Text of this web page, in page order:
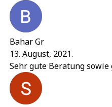
Bahar Gr
13. August, 2021.
Sehr gute Beratung sowie